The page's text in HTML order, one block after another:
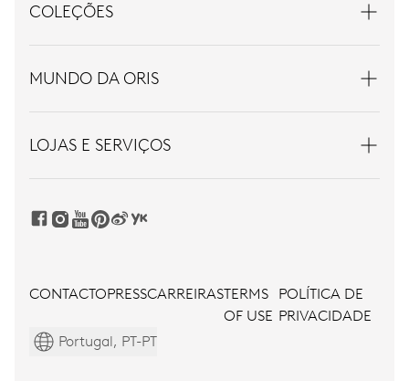
COLEÇÕES
MUNDO DA ORIS
LOJAS E SERVIÇOS
CONTACTOPRESSCARREIRASTERMS
OF USE
POLÍTICA DE
PRIVACIDADE
Portugal, PT-PT